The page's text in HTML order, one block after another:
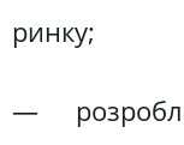
ринку;
—